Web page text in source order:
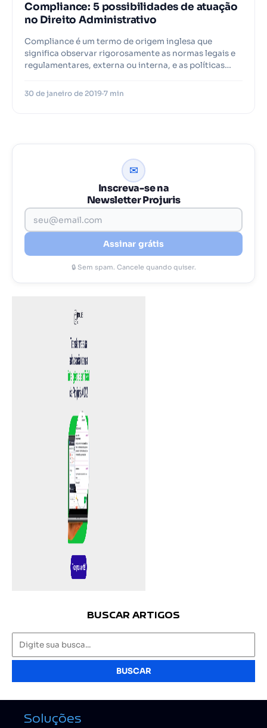
Compliance: 5 possibilidades de atuação
no Direito Administrativo
Compliance é um termo de origem inglesa que
significa observar rigorosamente as normas legais e
regulamentares, externa ou interna, e as políticas…
30 de janeiro de 2019 7 min
✉
Inscreva-se na
Newsletter Projuris
Assinar grátis
🔒 Sem spam. Cancele quando quiser.
BUSCAR ARTIGOS
BUSCAR
Soluções